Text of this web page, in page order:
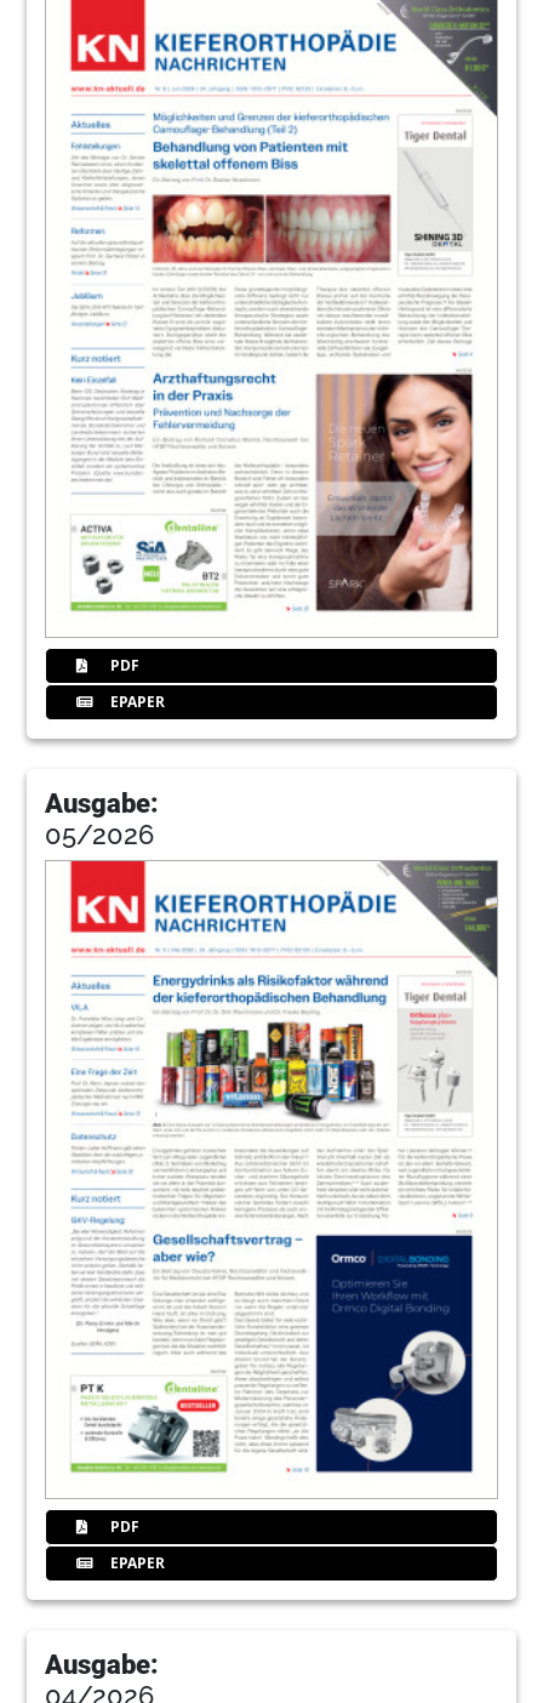
PDF
EPAPER
Ausgabe:
05/2026
PDF
EPAPER
Ausgabe:
04/2026